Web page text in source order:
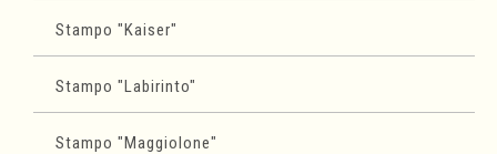
Stampo "Kaiser"
Stampo "Labirinto"
Stampo "Maggiolone"